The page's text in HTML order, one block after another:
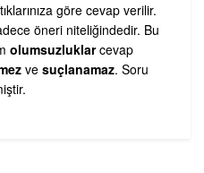
göre cevap verilir.
öneri niteliğindedir. Bu
olumsuzluklarcevap
ve suçlanamaz. Soru